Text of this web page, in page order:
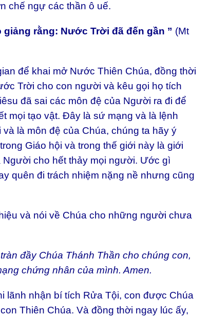
chế ngự các thần ô uế.
rằng: Nước Trời đã đến gần ” (Mt
để khai mở Nước Thiên Chúa, đồng thời
Trời cho con người và kêu gọi họ tích
đã sai các môn đệ của Người ra đi để
mọi tạo vật. Đây là sứ mạng và là lệnh
là môn đệ của Chúa, chúng ta hãy ý
Giáo hội và trong thế giới này là giới
cho hết thảy mọi người. Ước gì
quên đi trách nhiệm nặng nề nhưng cũng
và nói về Chúa cho những người chưa
đầy Chúa Thánh Thần cho chúng con,
chứng nhân của mình. Amen.
lãnh nhận bí tích Rửa Tội, con được Chúa
Thiên Chúa. Và đồng thời ngay lúc ấy,